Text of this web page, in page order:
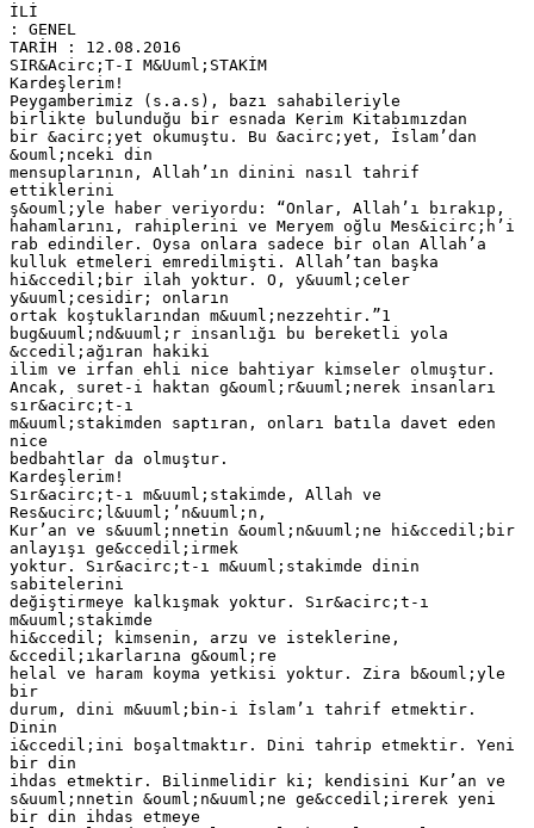
İLİ
: GENEL
TARİH : 12.08.2016
SIR&Acirc;T-I M&Uuml;STAKİM
Kardeşlerim!
Peygamberimiz (s.a.s), bazı sahabileriyle
birlikte bulunduğu bir esnada Kerim Kitabımızdan
bir &acirc;yet okumuştu. Bu &acirc;yet, İslam’dan
&ouml;nceki din
mensuplarının, Allah’ın dinini nasıl tahrif
ettiklerini
ş&ouml;yle haber veriyordu: “Onlar, Allah’ı bırakıp,
hahamlarını, rahiplerini ve Meryem oğlu Mes&icirc;h’i
rab edindiler. Oysa onlara sadece bir olan Allah’a
kulluk etmeleri emredilmişti. Allah’tan başka
hi&ccedil;bir ilah yoktur. O, y&uuml;celer
y&uuml;cesidir; onların
ortak koştuklarından m&uuml;nezzehtir.”1
bug&uuml;nd&uuml;r insanlığı bu bereketli yola
&ccedil;ağıran hakiki
ilim ve irfan ehli nice bahtiyar kimseler olmuştur.
Ancak, suret-i haktan g&ouml;r&uuml;nerek insanları
sır&acirc;t-ı
m&uuml;stakimden saptıran, onları batıla davet eden
nice
bedbahtlar da olmuştur.
Kardeşlerim!
Sır&acirc;t-ı m&uuml;stakimde, Allah ve
Res&ucirc;l&uuml;’n&uuml;n,
Kur’an ve s&uuml;nnetin &ouml;n&uuml;ne hi&ccedil;bir
anlayışı ge&ccedil;irmek
yoktur. Sır&acirc;t-ı m&uuml;stakimde dinin
sabitelerini
değiştirmeye kalkışmak yoktur. Sır&acirc;t-ı
m&uuml;stakimde
hi&ccedil; kimsenin, arzu ve isteklerine,
&ccedil;ıkarlarına g&ouml;re
helal ve haram koyma yetkisi yoktur. Zira b&ouml;yle
bir
durum, dini m&uuml;bin-i İslam’ı tahrif etmektir.
Dinin
i&ccedil;ini boşaltmaktır. Dini tahrip etmektir. Yeni
bir din
ihdas etmektir. Bilinmelidir ki; kendisini Kur’an ve
s&uuml;nnetin &ouml;n&uuml;ne ge&ccedil;irerek yeni
bir din ihdas etmeye